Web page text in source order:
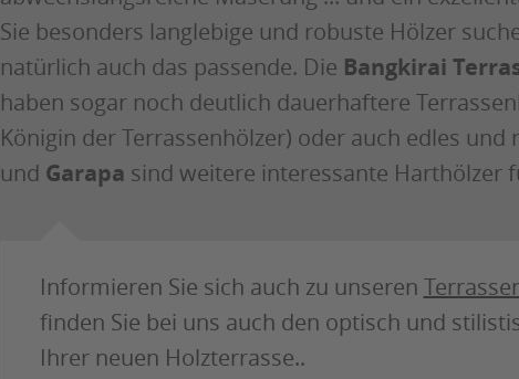
Sie besonders langlebige und robuste Hölzer
natürlich auch das passende. Die Bangkirai
haben sogar noch deutlich dauerhaftere
Königin der Terrassenhölzer) oder auch edles und
und Garapa sind weitere interessante Harthölzer
Informieren Sie sich auch zu unseren
finden Sie bei uns auch den optisch und
Ihrer neuen Holzterrasse..